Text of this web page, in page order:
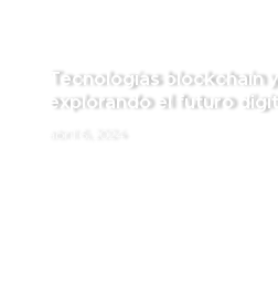
Tecnologías blockchain
explorando el futuro